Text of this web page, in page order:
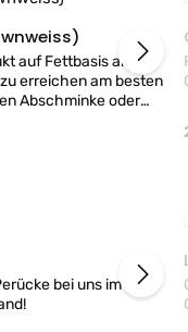
erreichen am besten
Abschminke oder
bei uns im